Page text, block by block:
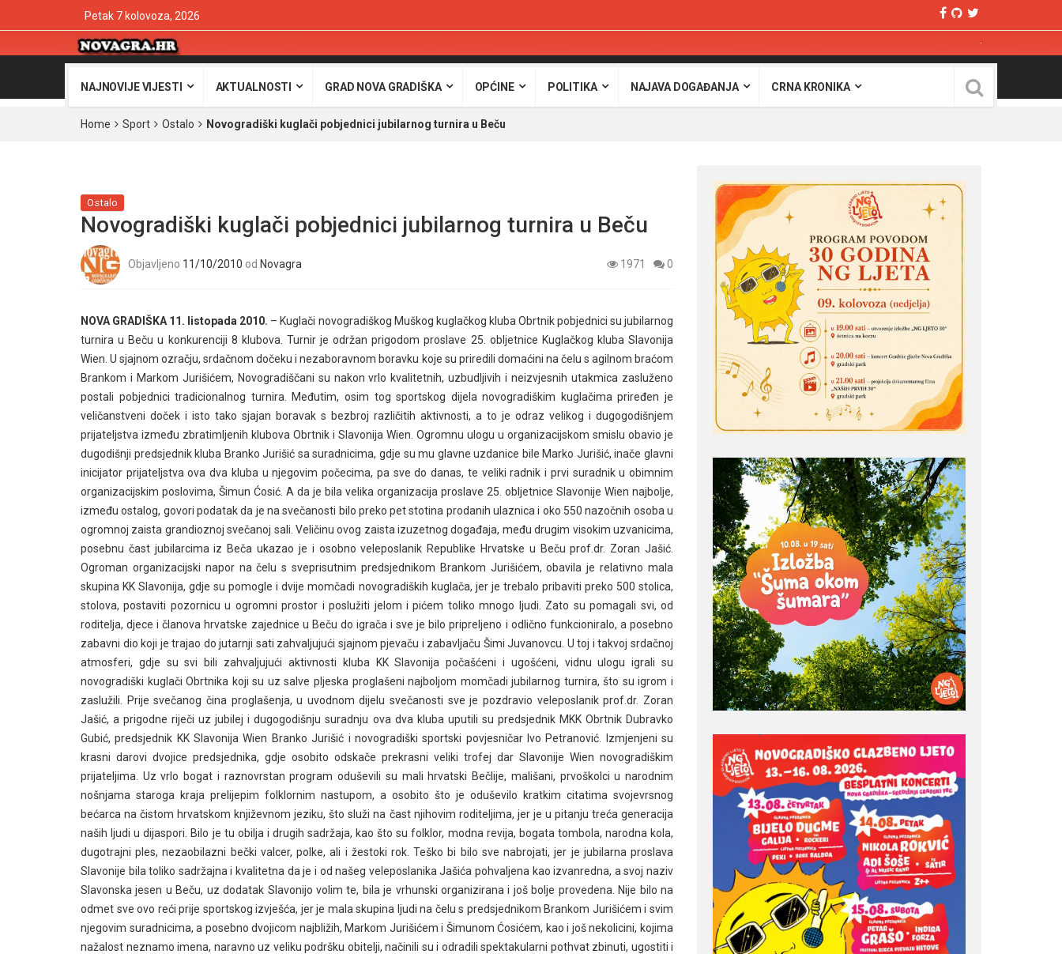
Petak 7 kolovoza, 2026
NAJNOVIJE VIJESTI AKTUALNOSTI GRAD NOVA GRADIŠKA OPĆINE POLITIKA NAJAVA DOGAĐANJA CRNA KRONIKA
Home Sport Ostalo Novogradiški kuglači pobjednici jubilarnog turnira u Beču
Ostalo
Novogradiški kuglači pobjednici jubilarnog turnira u Beču
Objavljeno 11/10/2010 od Novagra 1971 0
NOVA GRADIŠKA 11. listopada 2010. – Kuglači novogradiškog Muškog kuglačkog kluba Obrtnik pobjednici su jubilarnog
turnira u Beču u konkurenciji 8 klubova. Turnir je održan prigodom proslave 25. obljetnice Kuglačkog kluba Slavonija
Wien. U sjajnom ozračju, srdačnom dočeku i nezaboravnom boravku koje su priredili domaćini na čelu s agilnom braćom
Brankom i Markom Jurišićem, Novogradiščani su nakon vrlo kvalitetnih, uzbudljivih i neizvjesnih utakmica zasluženo
postali pobjednici tradicionalnog turnira. Međutim, osim tog sportskog dijela novogradiškim kuglačima priređen je
veličanstveni doček i isto tako sjajan boravak s bezbroj različitih aktivnosti, a to je odraz velikog i dugogodišnjem
prijateljstva između zbratimljenih klubova Obrtnik i Slavonija Wien. Ogromnu ulogu u organizacijskom smislu obavio je
dugodišnji predsjednik kluba Branko Jurišić sa suradnicima, gdje su mu glavne uzdanice bile Marko Jurišić, inače glavni
inicijator prijateljstva ova dva kluba u njegovim počecima, pa sve do danas, te veliki radnik i prvi suradnik u obimnim
organizacijskim poslovima, Šimun Ćosić. A da je bila velika organizacija proslave 25. obljetnice Slavonije Wien najbolje,
između ostalog, govori podatak da je na svečanosti bilo preko pet stotina prodanih ulaznica i oko 550 nazočnih osoba u
ogromnoj zaista grandioznoj svečanoj sali. Veličinu ovog zaista izuzetnog događaja, među drugim visokim uzvanicima,
posebnu čast jubilarcima iz Beča ukazao je i osobno veleposlanik Republike Hrvatske u Beču prof.dr. Zoran Jašić.
Ogroman organizacijski napor na čelu s sveprisutnim predsjednikom Brankom Jurišićem, obavila je relativno mala
skupina KK Slavonija, gdje su pomogle i dvije momčadi novogradiških kuglača, jer je trebalo pribaviti preko 500 stolica,
stolova, postaviti pozornicu u ogromni prostor i poslužiti jelom i pićem toliko mnogo ljudi. Zato su pomagali svi, od
roditelja, djece i članova hrvatske zajednice u Beču do igrača i sve je bilo pripreljeno i odlično funkcioniralo, a posebno
zabavni dio koji je trajao do jutarnji sati zahvaljujući sjajnom pjevaču i zabavljaču Šimi Juvanovcu. U toj i takvoj srdačnoj
atmosferi, gdje su svi bili zahvaljujući aktivnosti kluba KK Slavonija počašćeni i ugošćeni, vidnu ulogu igrali su
novogradiški kuglači Obrtnika koji su uz salve pljeska proglašeni najboljom momčadi jubilarnog turnira, što su igrom i
zaslužili. Prije svečanog čina proglašenja, u uvodnom dijelu svečanosti sve je pozdravio veleposlanik prof.dr. Zoran
Jašić, a prigodne riječi uz jubilej i dugogodišnju suradnju ova dva kluba uputili su predsjednik MKK Obrtnik Dubravko
Gubić, predsjednik KK Slavonija Wien Branko Jurišić i novogradiški sportski povjesničar Ivo Petranović. Izmjenjeni su
krasni darovi dvojice predsjednika, gdje osobito odskače prekrasni veliki trofej dar Slavonije Wien novogradiškim
prijateljima. Uz vrlo bogat i raznovrstan program oduševili su mali hrvatski Bečlije, mališani, prvoškolci u narodnim
nošnjama staroga kraja prelijepim folklornim nastupom, a osobito što je oduševilo kratkim citatima svojevrsnog
bećarca na čistom hrvatskom književnom jeziku, što služi na čast njihovim roditeljima, jer je u pitanju treća generacija
naših ljudi u dijaspori. Bilo je tu obilja i drugih sadržaja, kao što su folklor, modna revija, bogata tombola, narodna kola,
dugotrajni ples, nezaobilazni bečki valcer, polke, ali i žestoki rok. Teško bi bilo sve nabrojati, jer je jubilarna proslava
Slavonije bila toliko sadržajna i kvalitetna da je i od našeg veleposlanika Jašića pohvaljena kao izvanredna, a svoj naziv
Slavonska jesen u Beču, uz dodatak Slavonijo volim te, bila je vrhunski organizirana i još bolje provedena. Nije bilo na
odmet sve ovo reći prije sportskog izvješća, jer je mala skupina ljudi na čelu s predsjednikom Brankom Jurišićem i svim
njegovim suradnicima, a posebno dvojicom najbližih, Markom Jurišićem i Šimunom Ćosićem, kao i još nekolicini, kojima
nažalost neznamo imena, naravno uz veliku podršku obitelji, načinili su i odradili spektakularni pothvat zbinuti, ugostiti i